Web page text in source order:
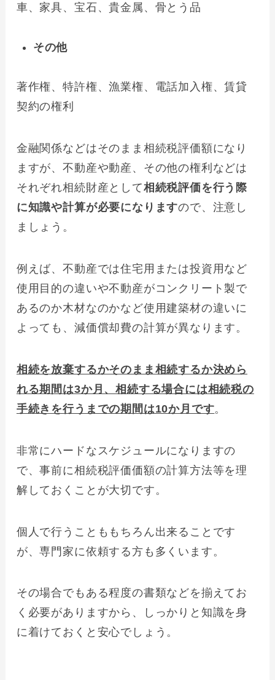
車、家具、宝石、貴金属、骨とう品
その他
著作権、特許権、漁業権、電話加入権、賃貸
契約の権利
金融関係などはそのまま相続税評価額になり
ますが、不動産や動産、その他の権利などは
それぞれ相続財産として相続税評価を行う際
に知識や計算が必要になりますので、注意し
ましょう。
例えば、不動産では住宅用または投資用など
使用目的の違いや不動産がコンクリート製で
あるのか木材なのかなど使用建築材の違いに
よっても、減価償却費の計算が異なります。
相続を放棄するかそのまま相続するか決めら
れる期間は3か月、相続する場合には相続税の
手続きを行うまでの期間は10か月です。
非常にハードなスケジュールになりますの
で、事前に相続税評価価額の計算方法等を理
解しておくことが大切です。
個人で行うことももちろん出来ることです
が、専門家に依頼する方も多くいます。
その場合でもある程度の書類などを揃えてお
く必要がありますから、しっかりと知識を身
に着けておくと安心でしょう。